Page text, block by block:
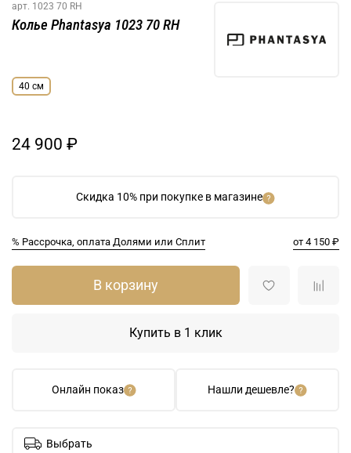
арт. 1023 70 RH
Скидка 10% при покупке в магазине
% Рассрочка, оплата Долями или Сплит от 4 150 ₽
Колье Phantasya 1023 70 RH
40 см
24 900 ₽
Онлайн показ Нашли дешевле?
В корзину
Купить в 1 клик
Выбрать